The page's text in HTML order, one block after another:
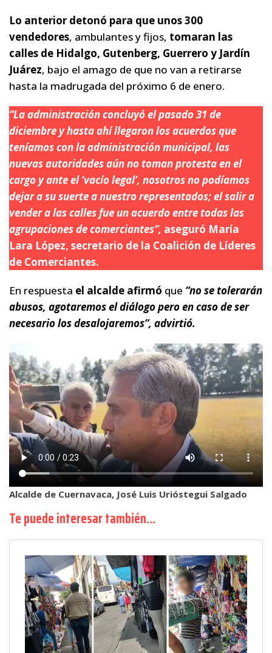
Lo anterior detonó para que unos 300
vendedores, ambulantes y fijos, tomaran las
calles de Hidalgo, Gutenberg, Guerrero y Jardín
Juárez, bajo el amago de que no van a retirarse
hasta la madrugada del próximo 6 de enero.
“La administración concluyó el pasado 31 de
diciembre y hasta ahí llegaron los acuerdos que
teníamos con la administración municipal, las
nuevas autoridades aún no toman protesta en el
cargo y ante el ‘vacío legal’, nosotros no podíamos
dejar a su suerte a nuestro representados; el salir a
vender a las calles fue un acuerdo entre todas las
agrupaciones de comerciantes”, aseguró María
Lara López, secretario de la Coalición de Líderes
de Comerciantes.
En respuesta el alcalde afirmó que “no se tolerarán
abusos, agotaremos el diálogo pero en caso de ser
necesario los desalojaremos”, advirtió.
Alcalde de Cuernavaca, José Luis Urióstegui Salgado
Te puede interesar también…